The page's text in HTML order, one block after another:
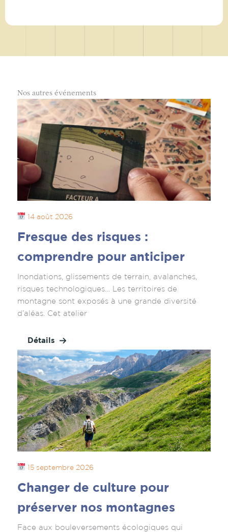
Nos autres événements
14 août 2026
Fresque des risques :
comprendre pour anticiper
Inondations, glissements de terrain, avalanches,
risques technologiques… Les territoires de
montagne sont exposés à une grande diversité
d’aléas. Cet atelier
Détails
15 septembre 2026
Changer de culture pour
préserver nos montagnes
Face aux bouleversements écologiques qui